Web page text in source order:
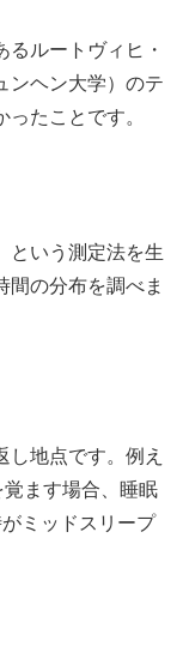
ルートヴィヒ・
ンヘン大学）のテ
たことです。
という測定法を生
間の分布を調べま
し地点です。例え
ます場合、睡眠
ミッドスリープ